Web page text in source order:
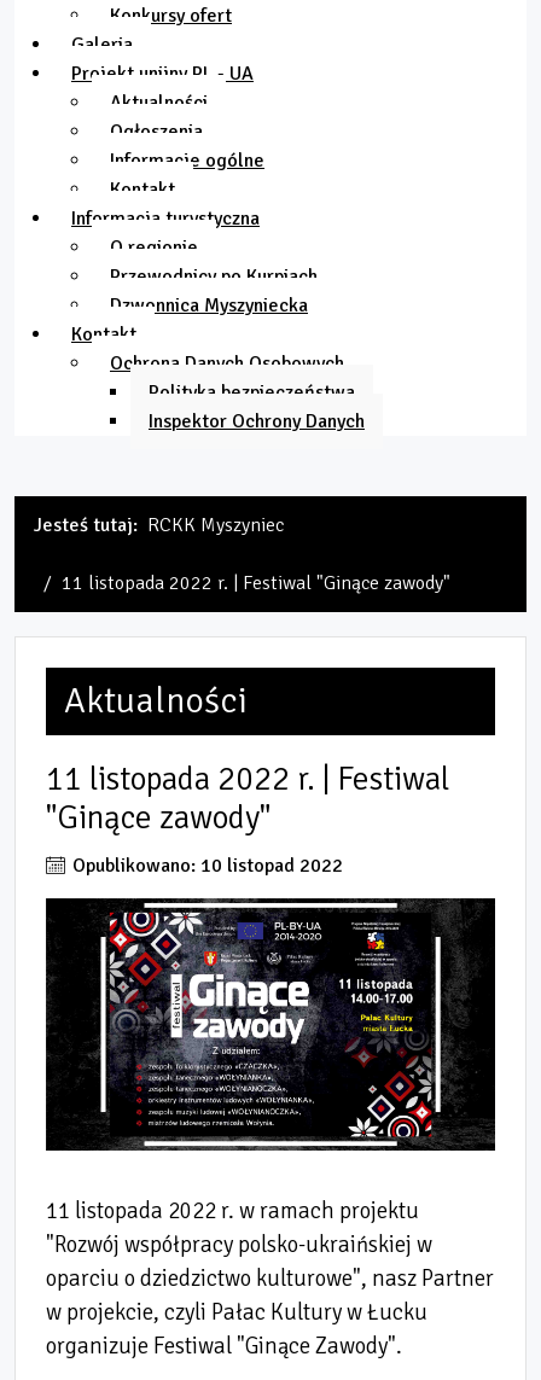
Konkursy ofert
Galeria
Projekt unijny PL - UA
Aktualności
Ogłoszenia
Informacje ogólne
Kontakt
Informacja turystyczna
O regionie
Przewodnicy po Kurpiach
Dzwonnica Myszyniecka
Kontakt
Ochrona Danych Osobowych
Polityka bezpieczeństwa
Inspektor Ochrony Danych
Jesteś tutaj: RCKK Myszyniec
11 listopada 2022 r. | Festiwal "Ginące zawody"
Aktualności
11 listopada 2022 r. | Festiwal
"Ginące zawody"
Opublikowano: 10 listopad 2022
11 listopada 2022 r. w ramach projektu
"Rozwój współpracy polsko-ukraińskiej w
oparciu o dziedzictwo kulturowe", nasz Partner
w projekcie, czyli Pałac Kultury w Łucku
organizuje Festiwal "Ginące Zawody".